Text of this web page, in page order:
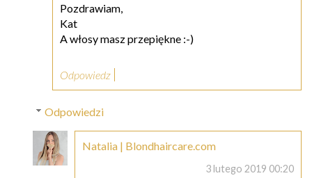
Pozdrawiam,
Kat
A włosy masz przepiękne :-)
Odpowiedz
Odpowiedzi
Natalia | Blondhaircare.com
3 lutego 2019 00:20